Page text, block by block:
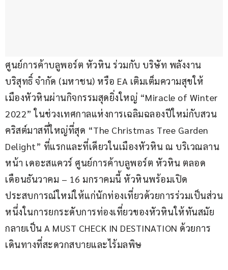
ศูนย์การค้าบลูพอร์ต หัวหิน ร่วมกับ บริษัท พลังงาน
บริสุทธิ์ จำกัด (มหาชน) หรือ EA เติมเต็มความสุขให้
เมืองหัวหินผ่านกิจกรรมสุดยิ่งใหญ่ “Miracle of Winter
2022” ในช่วงเทศกาลแห่งการเฉลิมฉลองปีใหม่กับสวน
คริสต์มาสที่ใหญ่ที่สุด “The Christmas Tree Garden
Delight” ที่แรกและที่เดียวในเมืองหัวหิน ณ บริเวณลาน
หน้า เดอะสแควร์ ศูนย์การค้าบลูพอร์ต หัวหิน ตลอด
เดือนธันวาคม – 16 มกราคมนี้ หัวหินพร้อมเปิด
ประสบการณ์ใหม่ให้แก่นักท่องเที่ยวด้วยการร่วมเป็นส่วน
หนึ่งในการยกระดับการท่องเที่ยวของหัวหินให้ทันสมัย
กลายเป็น A MUST CHECK IN DESTINATION ด้วยการ
เดินทางที่สะดวกสบายและไร้มลพิษ